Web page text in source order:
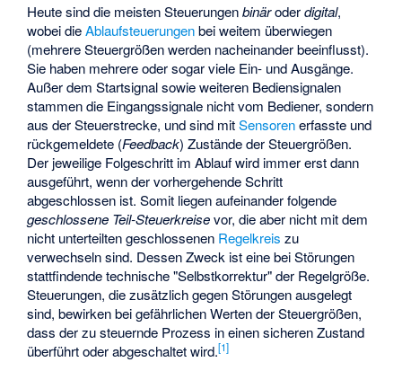
Heute sind die meisten Steuerungenbinäroderdigital,
wobei dieAblaufsteuerungenbei weitem überwiegen
(mehrere Steuergrößen werden nacheinander beeinflusst).
Sie haben mehrere oder sogar viele Ein- und Ausgänge.
Außer dem Startsignal sowie weiteren Bediensignalen
stammen die Eingangssignale nicht vom Bediener, sondern
aus der Steuerstrecke, und sind mitSensorenerfasste und
rückgemeldete (Feedback) Zustände der Steuergrößen.
Der jeweilige Folgeschritt im Ablauf wird immer erst dann
ausgeführt, wenn der vorhergehende Schritt
abgeschlossen ist. Somit liegen aufeinander folgende
geschlossene Teil-Steuerkreisevor, die aber nicht mit dem
nicht unterteilten geschlossenen Regelkreis zu
verwechseln sind. Dessen Zweck ist eine bei Störungen
stattfindende technische "Selbstkorrektur" der Regelgröße.
Steuerungen, die zusätzlich gegen Störungen ausgelegt
sind, bewirken bei gefährlichen Werten der Steuergrößen,
dass der zu steuernde Prozess in einen sicheren Zustand
überführt oder abgeschaltet wird.[1]